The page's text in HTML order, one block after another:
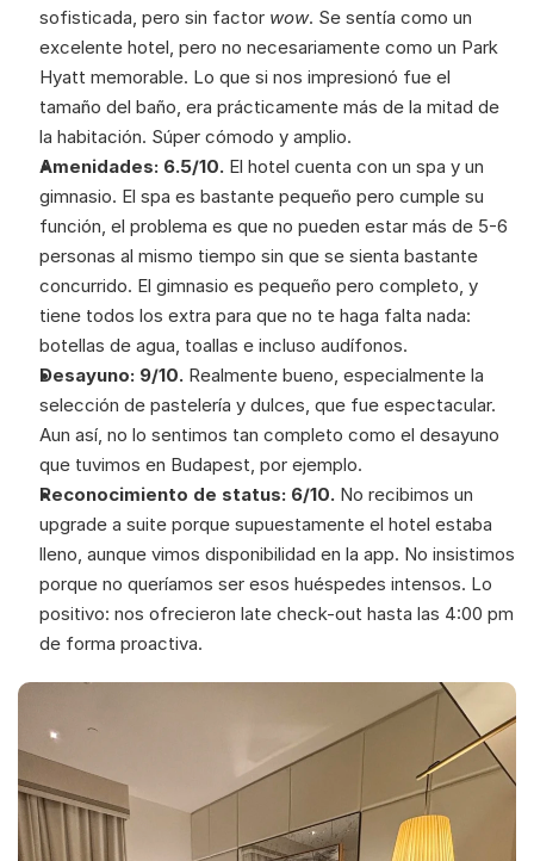
sofisticada, pero sin factor wow. Se sentía como un
excelente hotel, pero no necesariamente como un Park
Hyatt memorable. Lo que si nos impresionó fue el
tamaño del baño, era prácticamente más de la mitad de
la habitación. Súper cómodo y amplio.
Amenidades: 6.5/10. El hotel cuenta con un spa y un
gimnasio. El spa es bastante pequeño pero cumple su
función, el problema es que no pueden estar más de 5-6
personas al mismo tiempo sin que se sienta bastante
concurrido. El gimnasio es pequeño pero completo, y
tiene todos los extra para que no te haga falta nada:
botellas de agua, toallas e incluso audífonos.
Desayuno: 9/10. Realmente bueno, especialmente la
selección de pastelería y dulces, que fue espectacular.
Aun así, no lo sentimos tan completo como el desayuno
que tuvimos en Budapest, por ejemplo.
Reconocimiento de status: 6/10. No recibimos un
upgrade a suite porque supuestamente el hotel estaba
lleno, aunque vimos disponibilidad en la app. No insistimos
porque no queríamos ser esos huéspedes intensos. Lo
positivo: nos ofrecieron late check-out hasta las 4:00 pm
de forma proactiva.